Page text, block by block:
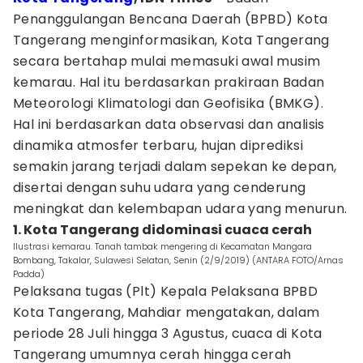
Penanggulangan Bencana Daerah (BPBD) Kota
Tangerang menginformasikan, Kota Tangerang
secara bertahap mulai memasuki awal musim
kemarau. Hal itu berdasarkan prakiraan Badan
Meteorologi Klimatologi dan Geofisika (BMKG).
Hal ini berdasarkan data observasi dan analisis
dinamika atmosfer terbaru, hujan diprediksi
semakin jarang terjadi dalam sepekan ke depan,
disertai dengan suhu udara yang cenderung
meningkat dan kelembapan udara yang menurun.
1. Kota Tangerang didominasi cuaca cerah
Ilustrasi kemarau. Tanah tambak mengering di Kecamatan Mangara
Bombang, Takalar, Sulawesi Selatan, Senin (2/9/2019) (ANTARA FOTO/Arnas
Padda)
Pelaksana tugas (Plt) Kepala Pelaksana BPBD
Kota Tangerang, Mahdiar mengatakan, dalam
periode 28 Juli hingga 3 Agustus, cuaca di Kota
Tangerang umumnya cerah hingga cerah